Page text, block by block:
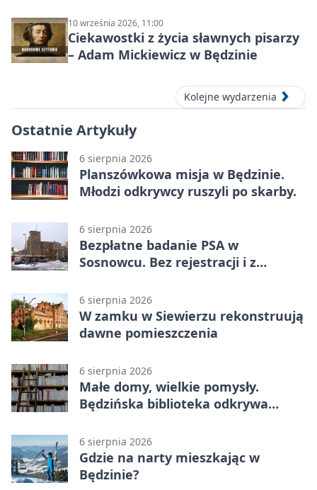
10 września 2026, 11:00
Ciekawostki z życia sławnych pisarzy
– Adam Mickiewicz w Będzinie
Kolejne wydarzenia
Ostatnie Artykuły
6 sierpnia 2026
Planszówkowa misja w Będzinie.
Młodzi odkrywcy ruszyli po skarby.
6 sierpnia 2026
Bezpłatne badanie PSA w
Sosnowcu. Bez rejestracji i z
6 sierpnia 2026
W zamku w Siewierzu rekonstruują
dawne pomieszczenia
6 sierpnia 2026
Małe domy, wielkie pomysły.
Będzińska biblioteka odkrywa
6 sierpnia 2026
Gdzie na narty mieszkając w
Będzinie?